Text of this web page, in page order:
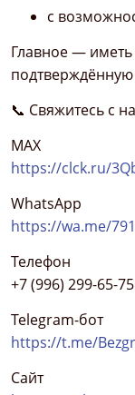
с
Главное —
📞 Свяжитесь с
МАХ
https://clck.ru/
WhatsApp
https://wa.me/
Телефон
+7 (996) 299-65-75
Telegram-бот
https://t.me/
Сайт